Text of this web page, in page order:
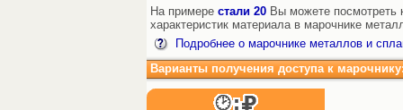
На примере стали 20 Вы можете посмотреть
характеристик материала в марочнике
Подробнее о марочнике металлов и
Варианты получения доступа к